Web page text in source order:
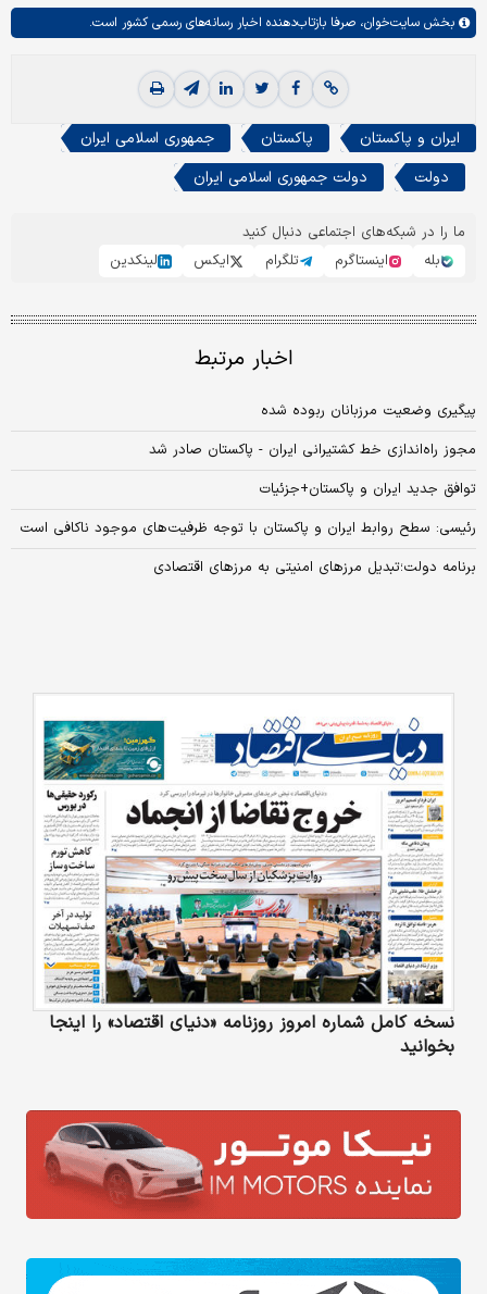
بخش سایت‌خوان، صرفا بازتاب‌دهنده اخبار رسانه‌های رسمی کشور است.
ایران و پاکستان پاکستان
جمهوری اسلامی ایران
دولت
دولت جمهوری اسلامی ایران
ما را در شبکه‌های اجتماعی دنبال کنید
بله
اینستاگرم تلگرام ایکس لینکدین
اخبار مرتبط
پیگیری وضعیت مرزبانان ربوده شده
مجوز راه‌اندازی خط کشتیرانی ایران - پاکستان صادر شد
توافق جدید ایران و پاکستان+جزئیات
رئیسی: سطح روابط ایران و پاکستان با توجه ظرفیت‌های موجود ناکافی است
برنامه دولت؛تبدیل مرزهای امنیتی به مرزهای اقتصادی
نسخه کامل شماره امروز روزنامه «دنیای‌ اقتصاد» را اینجا
بخوانید